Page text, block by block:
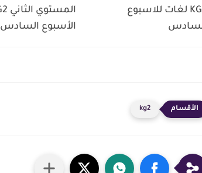
KG2 لغات للاسبوع
الأسبوع السادس
kg2